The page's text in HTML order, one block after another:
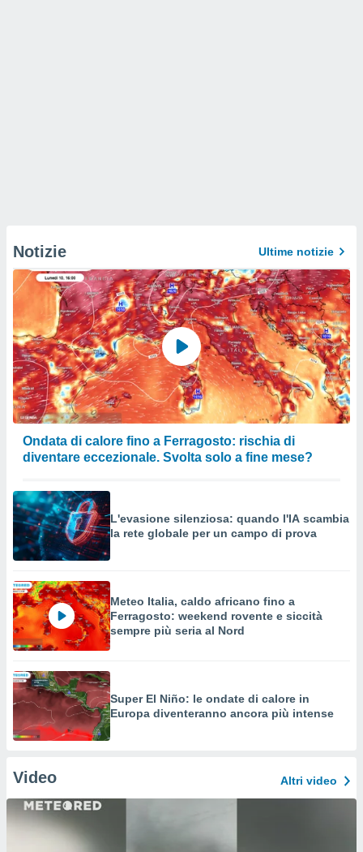
Notizie Ultime notizie
Ondata di calore fino a Ferragosto: rischia di
diventare eccezionale. Svolta solo a fine mese?
L'evasione silenziosa: quando l'IA scambia
la rete globale per un campo di prova
Meteo Italia, caldo africano fino a
Ferragosto: weekend rovente e siccità
sempre più seria al Nord
Super El Niño: le ondate di calore in
Europa diventeranno ancora più intense
Video Altri video